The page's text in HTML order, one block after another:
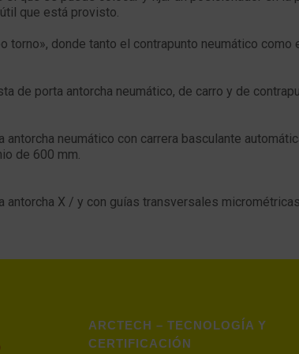
que está provisto.
torno», donde tanto el contrapunto neumático
de porta antorcha neumático, de carro y de
antorcha neumático con carrera basculante
de 600 mm.
antorcha X / y con guías transversales
ARCTECH – TECNOLOGÍA Y
CERTIFICACIÓN